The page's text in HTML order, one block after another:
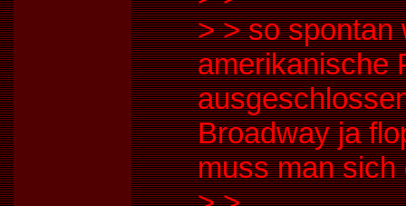
>> so
amerikanische
Broadway ja
muss man sich